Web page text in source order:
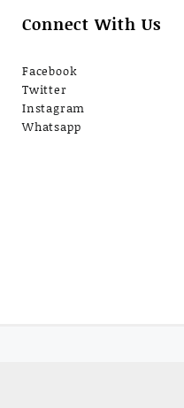
Connect With Us
Facebook
Twitter
Instagram
Whatsapp